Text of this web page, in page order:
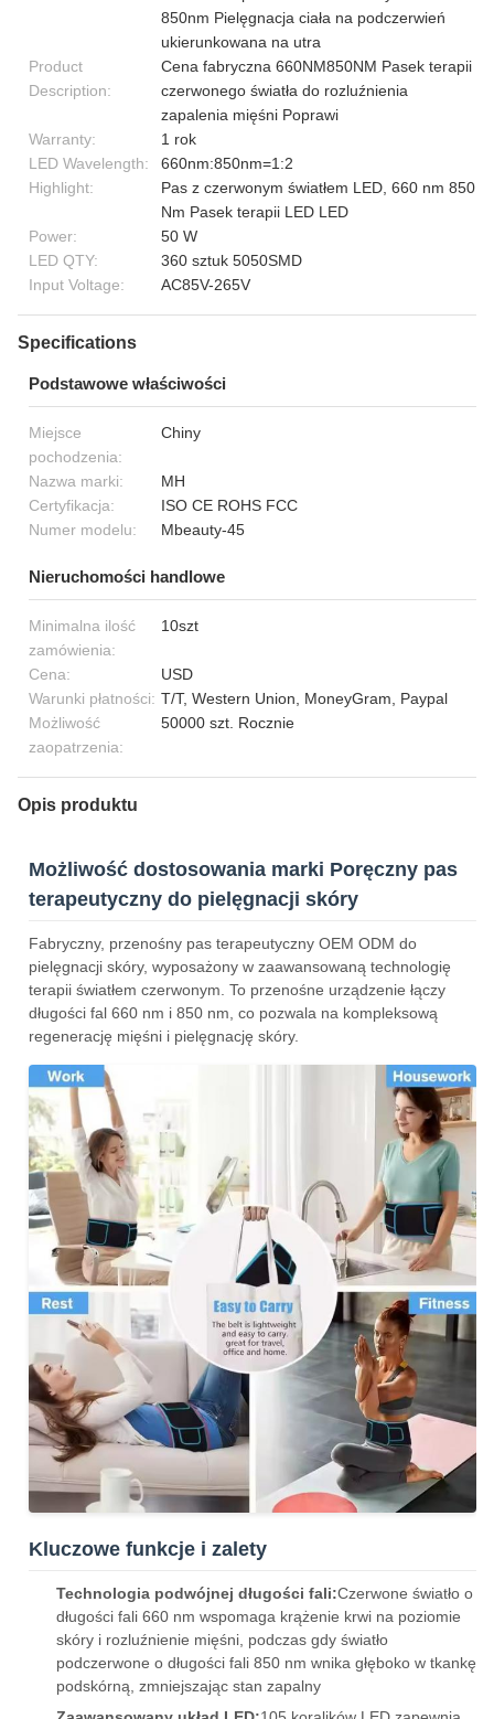
850nm Pielęgnacja ciała na podczerwień
ukierunkowana na utra
Product
Description:
Cena fabryczna 660NM850NM Pasek terapii
czerwonego światła do rozluźnienia
zapalenia mięśni Poprawi
Warranty:
1 rok
LED Wavelength:
660nm:850nm=1:2
Highlight:
Pas z czerwonym światłem LED, 660 nm 850
Nm Pasek terapii LED LED
Power:
50 W
LED QTY:
360 sztuk 5050SMD
Input Voltage:
AC85V-265V
Specifications
Podstawowe właściwości
Miejsce
pochodzenia:
Chiny
Nazwa marki:
MH
Certyfikacja:
ISO CE ROHS FCC
Numer modelu:
Mbeauty-45
Nieruchomości handlowe
Minimalna ilość
zamówienia:
10szt
Cena:
USD
Warunki płatności: T/T, Western Union, MoneyGram, Paypal
Możliwość
zaopatrzenia:
50000 szt. Rocznie
Opis produktu
Możliwość dostosowania marki Poręczny pas
terapeutyczny do pielęgnacji skóry
Fabryczny, przenośny pas terapeutyczny OEM ODM do
pielęgnacji skóry, wyposażony w zaawansowaną technologię
terapii światłem czerwonym. To przenośne urządzenie łączy
długości fal 660 nm i 850 nm, co pozwala na kompleksową
regenerację mięśni i pielęgnację skóry.
Kluczowe funkcje i zalety
Technologia podwójnej długości fali:Czerwone światło o
długości fali 660 nm wspomaga krążenie krwi na poziomie
skóry i rozluźnienie mięśni, podczas gdy światło
podczerwone o długości fali 850 nm wnika głęboko w tkankę
podskórną, zmniejszając stan zapalny